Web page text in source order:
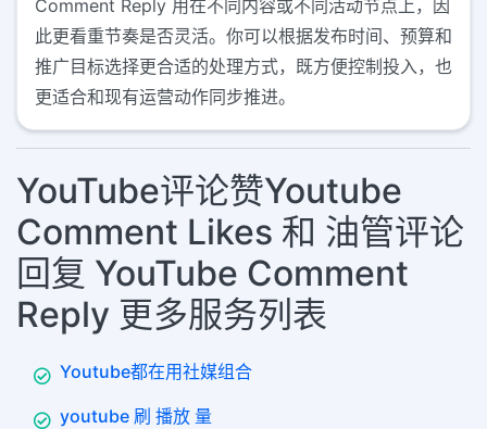
Comment Reply 用在不同内容或不同活动节点上，因
此更看重节奏是否灵活。你可以根据发布时间、预算和
推广目标选择更合适的处理方式，既方便控制投入，也
更适合和现有运营动作同步推进。
YouTube评论赞Youtube
Comment Likes 和 油管评论
回复 YouTube Comment
Reply 更多服务列表
Youtube都在用社媒组合
youtube 刷 播放 量